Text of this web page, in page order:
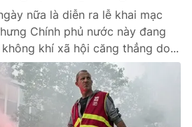
Podcast
Infographic
Shorts video
nữa là diễn ra lễ khai mạc
Chính phủ nước này đang
khí xã hội căng thẳng do...